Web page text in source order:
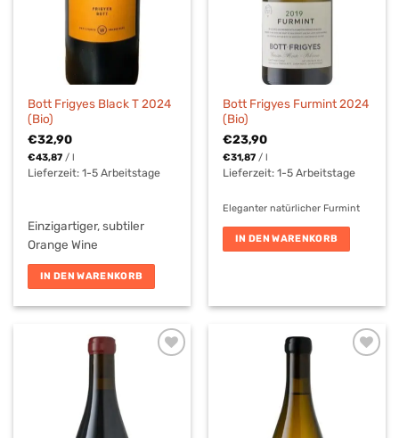
Bott Frigyes Black T 2024
(Bio)
€32,90
€43,87 / l
Lieferzeit:1-5 Arbeitstage
Einzigartiger, subtiler
Orange Wine
IN DEN WARENKORB
Bott Frigyes Furmint 2024
(Bio)
€23,90
€31,87 / l
Lieferzeit:1-5 Arbeitstage
Eleganter natürlicher Furmint
IN DEN WARENKORB